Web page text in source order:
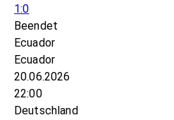
1:0
Beendet
Ecuador
Ecuador
20.06.2026
22:00
Deutschland